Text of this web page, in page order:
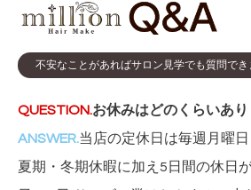
不安なことがあればサロン見学でも質問でき
お休みはどのくらいあり
当店の定休日は毎週月曜日
夏期・冬期休暇に加え5日間の休日